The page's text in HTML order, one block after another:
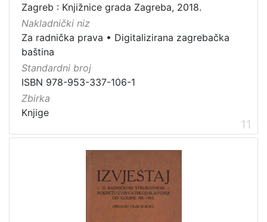
Zagreb : Knjižnice grada Zagreba, 2018.
Nakladnički niz
Za radnička prava • Digitalizirana zagrebačka
baština
Standardni broj
ISBN 978-953-337-106-1
Zbirka
Knjige
11